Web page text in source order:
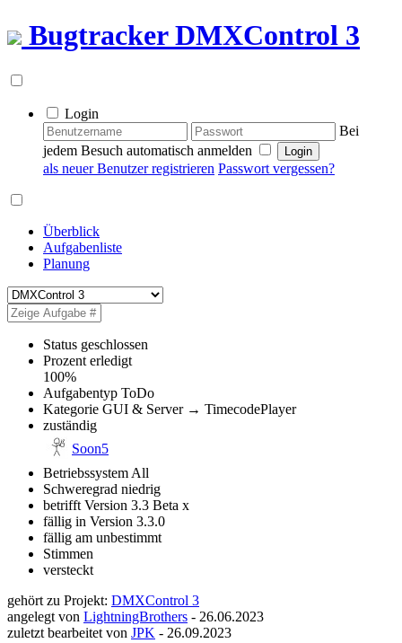
BugtrackerDMXControl 3
Login
Bei
jedem Besuch automatisch anmelden
als neuer Benutzer registrieren Passwort vergessen?
Überblick
Aufgabenliste
Planung
Status geschlossen
Prozent erledigt
100%
Aufgabentyp ToDo
Kategorie GUI & Server → TimecodePlayer
zuständig
Soon5
Betriebssystem All
Schweregrad niedrig
betrifft Version 3.3 Beta x
fällig in Version 3.3.0
fällig am unbestimmt
Stimmen
versteckt
gehört zu Projekt: DMXControl 3
angelegt von LightningBrothers - 26.06.2023
zuletzt bearbeitet von JPK - 26.09.2023